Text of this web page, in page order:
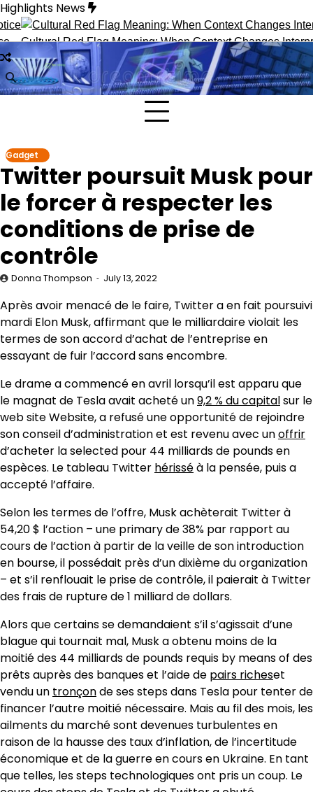
Skip
to
content
Highlights News
Red Flag Meaning: When Context Changes
Gadget
Twitter poursuit Musk pour
le forcer à respecter les
conditions de prise de
contrôle
Donna Thompson July 13, 2022
Après avoir menacé de le faire, Twitter a en fait poursuivi
mardi Elon Musk, affirmant que le milliardaire violait les
termes de son accord d’achat de l’entreprise en
essayant de fuir l’accord sans encombre.
Le drame a commencé en avril lorsqu’il est apparu que
le magnat de Tesla avait acheté un9,2 % du capitalsur le
web site Website, a refusé une opportunité de rejoindre
son conseil d’administration et est revenu avec unoffrir
d’acheter la selected pour 44 milliards de pounds en
espèces. Le tableau Twitter hérisséà la pensée, puis a
accepté l’affaire.
Selon les termes de l’offre, Musk achèterait Twitter à
54,20 $ l’action – une primary de 38% par rapport au
cours de l’action à partir de la veille de son introduction
en bourse, il possédait près d’un dixième du organization
– et s’il renflouait le prise de contrôle, il paierait à Twitter
des frais de rupture de 1 milliard de dollars.
Alors que certains se demandaient s’il s’agissait d’une
blague qui tournait mal, Musk a obtenu moins de la
moitié des 44 milliards de pounds requis by means of des
prêts auprès des banques et l’aide de pairs richeset
vendu un tronçonde ses steps dans Tesla pour tenter de
financer l’autre moitié nécessaire. Mais au fil des mois, les
ailments du marché sont devenues turbulentes en
raison de la hausse des taux d’inflation, de l’incertitude
économique et de la guerre en cours en Ukraine. En tant
que telles, les steps technologiques ont pris un coup. Le